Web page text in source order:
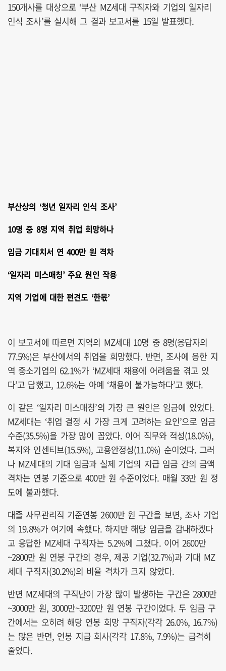
150개사를 대상으로 ‘부산 MZ세대 구직자와 기업의 일자리
인식 조사’를 실시해 그 결과 보고서를 15일 발표했다.
부산상의 ‘청년 일자리 인식 조사’
10명 중 8명 지역 취업 희망하나
임금 기대치서 연 400만 원 격차
‘일자리 미스매칭’ 주요 원인 작용
지역 기업에 대한 편견도 ‘한몫’
이 보고서에 따르면 지역의 MZ세대 10명 중 8명(응답자의
77.5%)은 부산에서의 취업을 희망했다. 반면, 조사에 응한 지
역 중소기업의 62.1%가 ‘MZ세대 채용에 어려움을 겪고 있
다’고 답했고, 12.6%는 아예 ‘채용이 불가능하다’고 했다.
이 같은 ‘일자리 미스매칭’의 가장 큰 원인은 임금에 있었다.
MZ세대는 ‘취업 결정 시 가장 크게 고려하는 요인’으로 임금
수준(35.5%)을 가장 많이 꼽았다. 이어 직무와 적성(18.0%),
복지와 인센티브(15.5%), 고용안정성(11.0%) 순이었다. 그러
나 MZ세대의 기대 임금과 실제 기업의 지급 임금 간의 금액
격차는 연봉 기준으로 400만 원 수준이었다. 매월 33만 원 정
도에 불과했다.
대졸 사무관리직 기준연봉 2600만 원 구간을 보면, 조사 기업
의 19.8%가 여기에 속했다. 하지만 해당 임금을 감내하겠다
고 응답한 MZ세대 구직자는 5.2%에 그쳤다. 이어 2600만
~2800만 원 연봉 구간의 경우, 제공 기업(32.7%)과 기대 MZ
세대 구직자(30.2%)의 비율 격차가 크지 않았다.
반면 MZ세대의 구직난이 가장 많이 발생하는 구간은 2800만
~3000만 원, 3000만~3200만 원 연봉 구간이었다. 두 임금 구
간에서는 오히려 해당 연봉 희망 구직자(각각 26.0%, 16.7%)
는 많은 반면, 연봉 지급 회사(각각 17.8%, 7.9%)는 급격히
줄었다.